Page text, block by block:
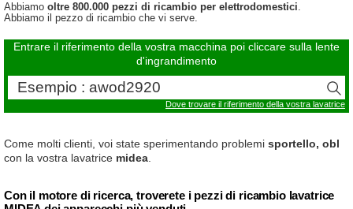
Abbiamo oltre 800.000 pezzi di ricambio per elettrodomestici.
Abbiamo il pezzo di ricambio che vi serve.
Entrare il riferimento della vostra macchina poi cliccare sulla lente
d'ingrandimento
Dove trovare il riferimento della vostra lavatrice
Come molti clienti, voi state sperimentando problemi sportello, obl
con la vostra lavatrice midea
Con il motore di ricerca, troverete i pezzi di ricambio lavatrice